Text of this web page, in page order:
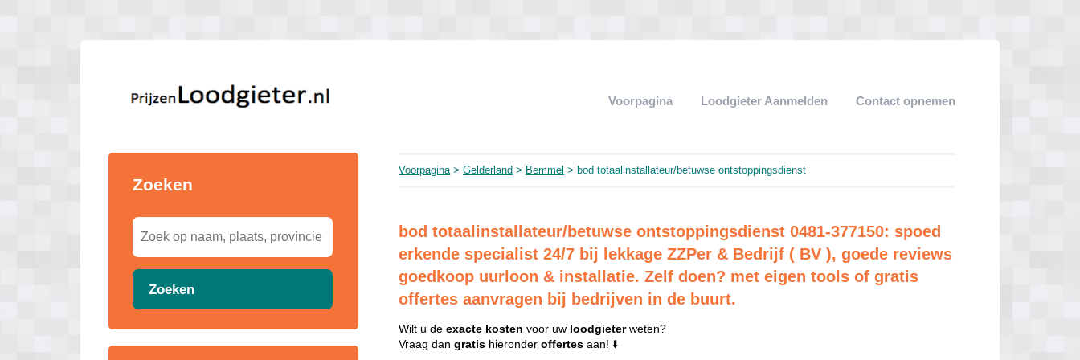
Voorpagina Loodgieter Aanmelden Contact opnemen
Zoeken
Zoeken
Voorpagina>Gelderland > Bemmel > bod totaalinstallateur/betuwse ontstoppingsdienst
bod totaalinstallateur/betuwse ontstoppingsdienst 0481-377150: spoed
erkende specialist 24/7 bij lekkage ZZPer & Bedrijf ( BV ), goede reviews
goedkoop uurloon & installatie. Zelf doen? met eigen tools of gratis
offertes aanvragen bij bedrijven in de buurt.
Wilt u deexacte kosten voor uw loodgieterweten?
Vraag dangratis hieronderoffertes aan! ⬇️